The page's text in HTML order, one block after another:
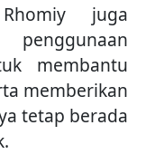
juga
membantu
memberikan
tetap berada